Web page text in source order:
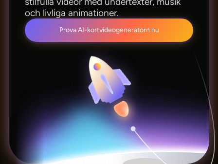
och livliga animationer.
Prova AI-kortvideogeneratorn nu